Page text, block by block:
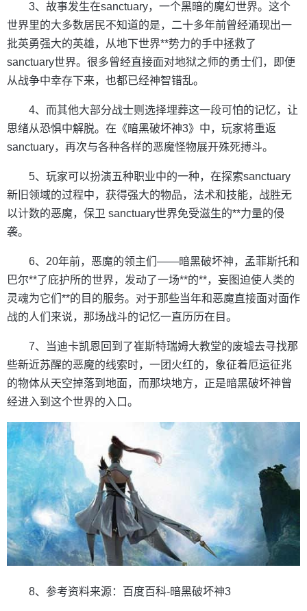
3、故事发生在sanctuary，一个黑暗的魔幻世界。这个
世界里的大多数居民不知道的是，二十多年前曾经涌现出一
批英勇强大的英雄，从地下世界**势力的手中拯救了
sanctuary世界。很多曾经直接面对地狱之师的勇士们，即便
从战争中幸存下来，也都已经神智错乱。
4、而其他大部分战士则选择埋葬这一段可怕的记忆，让
思绪从恐惧中解脱。在《暗黑破坏神3》中，玩家将重返
sanctuary，再次与各种各样的恶魔怪物展开殊死搏斗。
5、玩家可以扮演五种职业中的一种，在探索sanctuary
新旧领域的过程中，获得强大的物品，法术和技能，战胜无
以计数的恶魔，保卫 sanctuary世界免受滋生的**力量的侵
袭。
6、20年前，恶魔的领主们——暗黑破坏神，孟菲斯托和
巴尔**了庇护所的世界，发动了一场**的**，妄图迫使人类的
灵魂为它们**的目的服务。对于那些当年和恶魔直接面对面作
战的人们来说，那场战斗的记忆一直历历在目。
7、当迪卡凯恩回到了崔斯特瑞姆大教堂的废墟去寻找那
些新近苏醒的恶魔的线索时，一团火红的，象征着厄运征兆
的物体从天空掉落到地面，而那块地方，正是暗黑破坏神曾
经进入到这个世界的入口。
8、参考资料来源：百度百科-暗黑破坏神3